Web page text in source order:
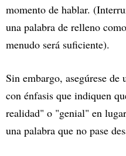
momento de hablar.
una palabra de relleno
menudo será suficiente).
Sin embargo, asegúrese
con énfasis que indiquen
realidad" o "genial" en
una palabra que no pase